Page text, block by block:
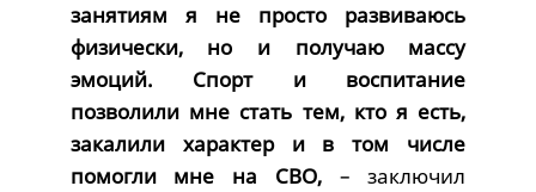
занятиям я не просто развиваюсь
физически, но и получаю массу
эмоций. Спорт и воспитание
позволили мне стать тем, кто я есть,
закалили характер и в том числе
помогли мне на СВО,– заключил